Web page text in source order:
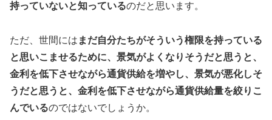
持っていないと知っているのだと思います。
ただ、世間には まだ自分たちがそういう権限を持っている
と思いこませるために、景気がよくなりそうだと思うと、
金利を低下させながら通貨供給を増やし、景気が悪化しそ
うだと思うと、金利を低下させながら通貨供給量を絞りこ
んでいるのではないでしょうか。